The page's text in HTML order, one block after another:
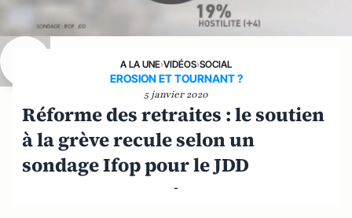
A LA UNE›VIDÉOS›SOCIAL
EROSION ET TOURNANT ?
5 janvier 2020
Réforme des retraites : le soutien
à la grève recule selon un
sondage Ifop pour le JDD
-